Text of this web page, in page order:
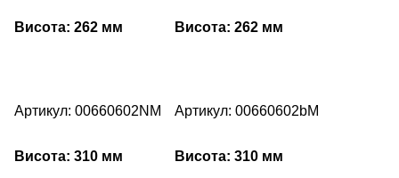
Висота: 262 мм
Артикул: 00660602NM
Висота: 310 мм
Висота: 262 мм
Артикул: 00660602bM
Висота: 310 мм